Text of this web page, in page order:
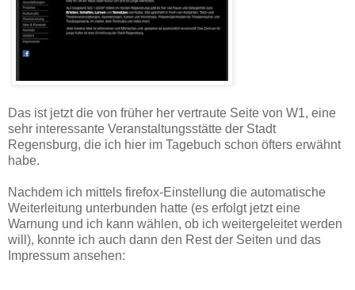
Das ist jetzt die von früher her vertraute Seite von W1, eine
sehr interessante Veranstaltungsstätte der Stadt
Regensburg, die ich hier im Tagebuch schon öfters erwähnt
habe.
Nachdem ich mittels firefox-Einstellung die automatische
Weiterleitung unterbunden hatte (es erfolgt jetzt eine
Warnung und ich kann wählen, ob ich weitergeleitet werden
will), konnte ich auch dann den Rest der Seiten und das
Impressum ansehen: